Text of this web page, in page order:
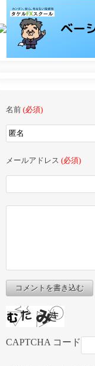
名前 (必須)
メールアドレス (必須)
コメントを書き込む
CAPTCHA コード